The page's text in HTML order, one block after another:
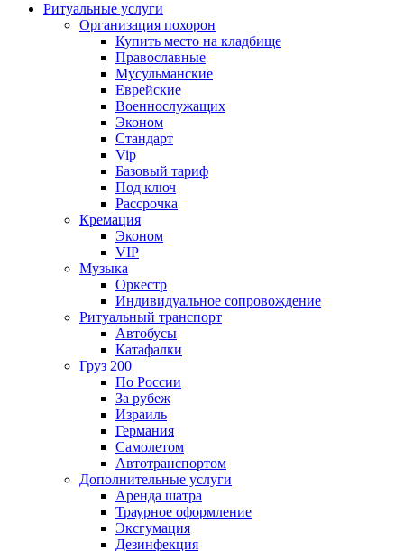
Ритуальные услуги
Организация похорон
Купить место на кладбище
Православные
Мусульманские
Еврейские
Военнослужащих
Эконом
Стандарт
Vip
Базовый тариф
Под ключ
Рассрочка
Кремация
Эконом
VIP
Музыка
Оркестр
Индивидуальное сопровождение
Ритуальный транспорт
Автобусы
Катафалки
Груз 200
По России
За рубеж
Израиль
Германия
Самолетом
Автотранспортом
Дополнительные услуги
Аренда шатра
Траурное оформление
Эксгумация
Дезинфекция